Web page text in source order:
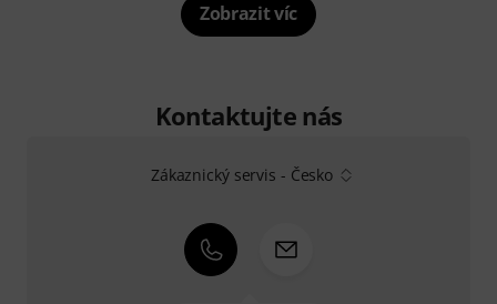
Zobrazit víc
Kontaktujte nás
Zákaznický servis - Česko